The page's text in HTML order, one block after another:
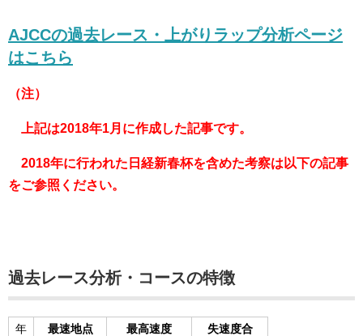
AJCCの過去レース・上がりラップ分析ページ
はこちら
（注）
上記は2018年1月に作成した記事です。
2018年に行われた日経新春杯を含めた考察は以下の記事
をご参照ください。
過去レース分析・コースの特徴
年 最速地点 最高速度
失速度合